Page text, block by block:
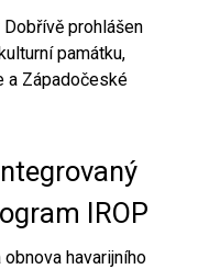
prohlášen
památku,
a Západočeské
IROP
havarijního